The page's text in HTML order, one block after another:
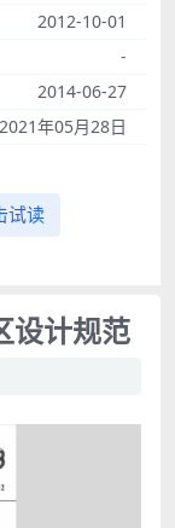
2012-10-01
-
2014-06-27
2021年05月28日
试读
设计规范